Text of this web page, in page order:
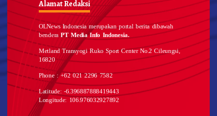
Alamat Redaksi
OLNews Indonesia merupakan portal berita dibawah
benderaPT Media Info Indonesia.
Metland Transyogi Ruko Sport Center No.2 Cileungsi,
16820
Phone : +62 021 2296 7582
Latitude: -6.396887888419443
Longitude: 106.976032927892